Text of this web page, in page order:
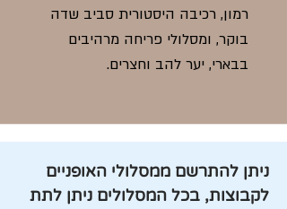
רמון, רכיבה היסטורית סביב שדה
בוקר, ומסלולי פריחה מרהיבים
בבארי, יער להב וחצרים.
ניתן להתרשם ממסלולי האופניים
לקבוצות, בכל המסלולים ניתן לתת